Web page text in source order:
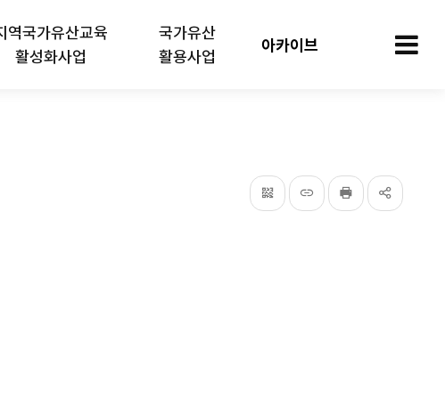
역국가유산교육
활성화사업
국가유산
활용사업
아카이브
QRcode 주소복사 프린터